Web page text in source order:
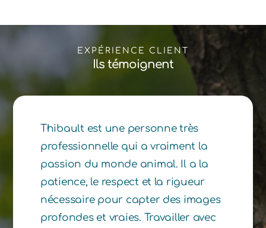
EXPÉRIENCE CLIENT
Ils témoignent
Thibault est une personne très
professionnelle qui a vraiment la
passion du monde animal. Il a la
patience, le respect et la rigueur
nécessaire pour capter des images
profondes et vraies. Travailler avec